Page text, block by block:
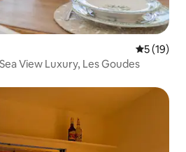
5 (19)
View Luxury, Les Goudes